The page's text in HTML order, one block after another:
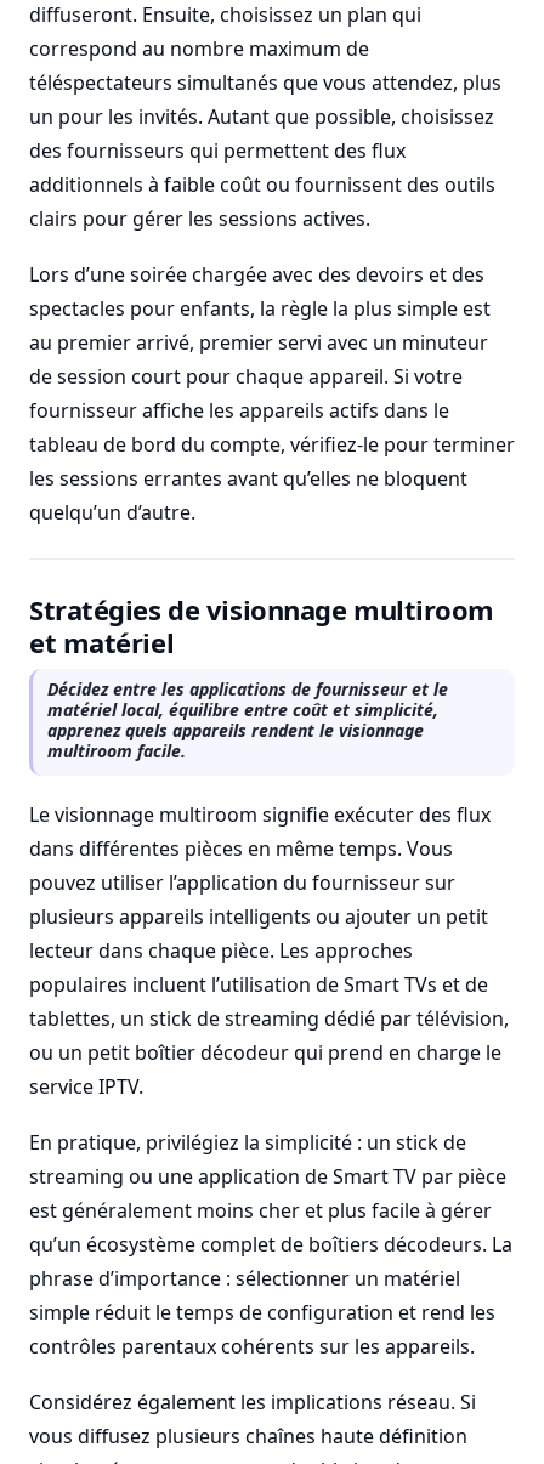
diffuseront. Ensuite, choisissez un plan qui
correspond au nombre maximum de
téléspectateurs simultanés que vous attendez, plus
un pour les invités. Autant que possible, choisissez
des fournisseurs qui permettent des flux
additionnels à faible coût ou fournissent des outils
clairs pour gérer les sessions actives.
Lors d’une soirée chargée avec des devoirs et des
spectacles pour enfants, la règle la plus simple est
au premier arrivé, premier servi avec un minuteur
de session court pour chaque appareil. Si votre
fournisseur affiche les appareils actifs dans le
tableau de bord du compte, vérifiez-le pour terminer
les sessions errantes avant qu’elles ne bloquent
quelqu’un d’autre.
Stratégies de visionnage multiroom
et matériel
Décidez entre les applications de fournisseur et le
matériel local, équilibre entre coût et simplicité,
apprenez quels appareils rendent le visionnage
multiroom facile.
Le visionnage multiroom signifie exécuter des flux
dans différentes pièces en même temps. Vous
pouvez utiliser l’application du fournisseur sur
plusieurs appareils intelligents ou ajouter un petit
lecteur dans chaque pièce. Les approches
populaires incluent l’utilisation de Smart TVs et de
tablettes, un stick de streaming dédié par télévision,
ou un petit boîtier décodeur qui prend en charge le
service IPTV.
En pratique, privilégiez la simplicité : un stick de
streaming ou une application de Smart TV par pièce
est généralement moins cher et plus facile à gérer
qu’un écosystème complet de boîtiers décodeurs. La
phrase d’importance : sélectionner un matériel
simple réduit le temps de configuration et rend les
contrôles parentaux cohérents sur les appareils.
Considérez également les implications réseau. Si
vous diffusez plusieurs chaînes haute définition